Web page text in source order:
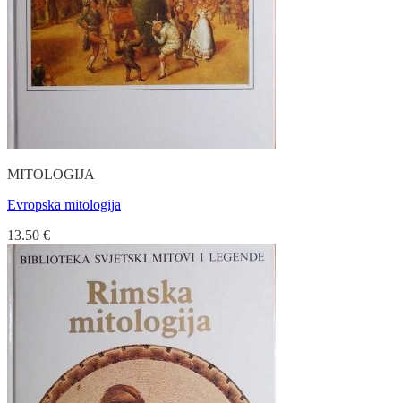
MITOLOGIJA
Evropska mitologija
13.50 €